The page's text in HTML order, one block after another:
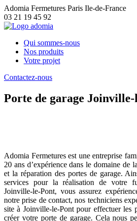
Adomia Fermetures Paris Ile-de-France
03 21 19 45 92
Qui sommes-nous
Nos produits
Votre projet
Contactez-nous
Porte de garage
Adomia Fermetures est une entreprise
20 ans d’expérience dans le domaine de
et la réparation des portes de garage.
services pour la réalisation de votre
Joinville-le-Pont, vous assurez
notre prise de contact, nos techniciens
site à Joinville-le-Pont pour effectuer les
créer votre porte de garage. Cela nous